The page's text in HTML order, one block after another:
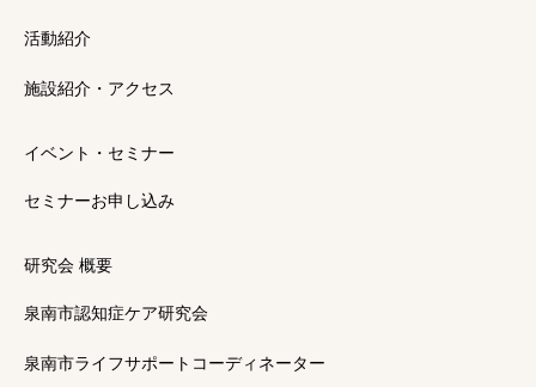
活動紹介
施設紹介・アクセス
イベント・セミナー
セミナーお申し込み
研究会 概要
泉南市認知症ケア研究会
泉南市ライフサポートコーディネーター